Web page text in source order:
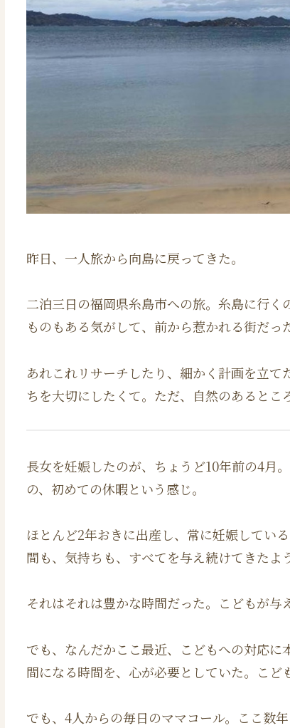
昨日、一人旅から向島に戻ってきた。
二泊三日の福岡県糸島市への旅。糸島に行
ものもある気がして、前から惹かれる街だっ
あれこれリサーチしたり、細かく計画を立
ちを大切にしたくて。ただ、自然のあるとこ
長女を妊娠したのが、ちょうど10年前の4月
の、初めての休暇という感じ。
ほとんど2年おきに出産し、常に妊娠してい
間も、気持ちも、すべてを与え続けてきたよ
それはそれは豊かな時間だった。こどもが与
でも、なんだかここ最近、こどもへの対応
間になる時間を、心が必要としていた。こど
でも、4人からの毎日のママコール。ここ数